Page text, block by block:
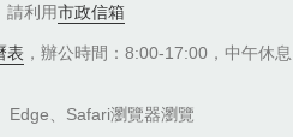
請利用市政信箱
表 ，辦公時間：8:00-17:00，中午休息
Edge、Safari瀏覽器瀏覽